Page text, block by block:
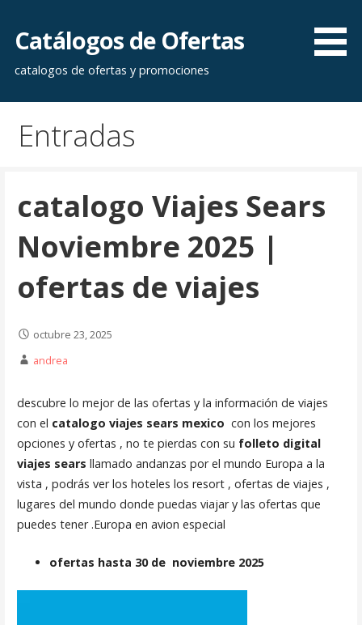
contenido
Catálogos de Ofertas
catalogos de ofertas y promociones
Entradas
catalogo Viajes Sears
Noviembre 2025 |
ofertas de viajes
octubre 23, 2025
andrea
descubre lo mejor de las ofertas y la información de viajes
con el catalogo viajes sears mexico con los mejores
opciones y ofertas , no te pierdas con su folleto digital
viajes sears llamado andanzas por el mundo Europa a la
vista , podrás ver los hoteles los resort , ofertas de viajes ,
lugares del mundo donde puedas viajar y las ofertas que
puedes tener .Europa en avion especial
ofertas hasta 30 de noviembre 2025